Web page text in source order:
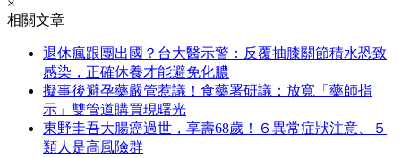
相關文章
退休瘋跟團出國？台大醫示警：反覆抽膝關節積水恐致
感染，正確休養才能避免化膿
擬事後避孕藥嚴管惹議！食藥署研議：放寬「藥師指
示」雙管道購買現曙光
東野圭吾大腸癌過世，享壽68歲！６異常症狀注意、５
類人是高風險群